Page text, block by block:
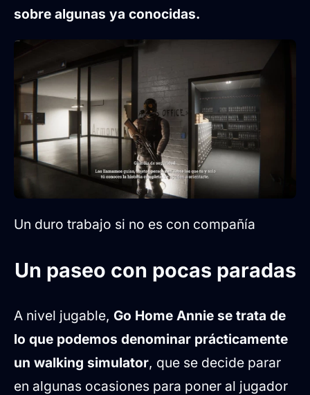
sobre algunas ya conocidas.
Un duro trabajo si no es con compañía
Un paseo con pocas paradas
A nivel jugable, Go Home Annie se trata de
lo que podemos denominar prácticamente
un walking simulator, que se decide parar
en algunas ocasiones para poner al jugador